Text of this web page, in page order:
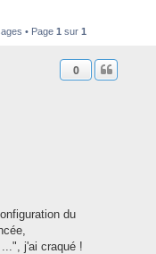
• Page 1 sur 1
0
du
j'ai craqué !